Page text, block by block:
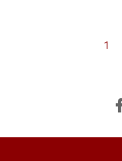
Stronicowanie
1